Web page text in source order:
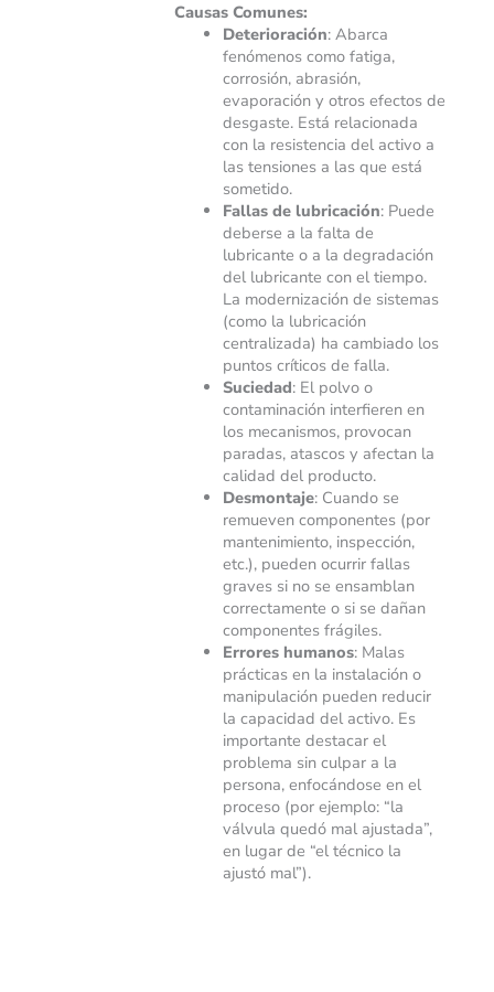
Causas Comunes:
Deterioración: Abarca
fenómenos como fatiga,
corrosión, abrasión,
evaporación y otros efectos de
desgaste. Está relacionada
con la resistencia del activo a
las tensiones a las que está
sometido.
Fallas de lubricación: Puede
deberse a la falta de
lubricante o a la degradación
del lubricante con el tiempo.
La modernización de sistemas
(como la lubricación
centralizada) ha cambiado los
puntos críticos de falla.
Suciedad: El polvo o
contaminación interfieren en
los mecanismos, provocan
paradas, atascos y afectan la
calidad del producto.
Desmontaje: Cuando se
remueven componentes (por
mantenimiento, inspección,
etc.), pueden ocurrir fallas
graves si no se ensamblan
correctamente o si se dañan
componentes frágiles.
Errores humanos: Malas
prácticas en la instalación o
manipulación pueden reducir
la capacidad del activo. Es
importante destacar el
problema sin culpar a la
persona, enfocándose en el
proceso (por ejemplo: “la
válvula quedó mal ajustada”,
en lugar de “el técnico la
ajustó mal”).